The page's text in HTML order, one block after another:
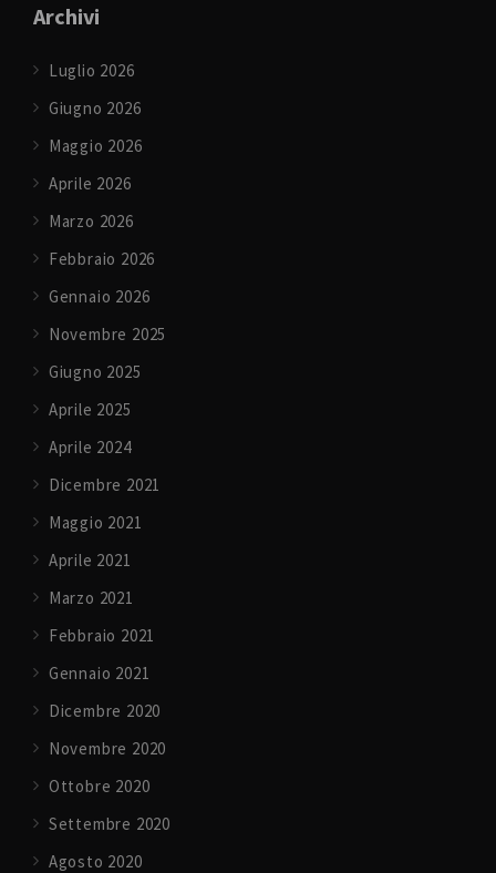
Archivi
Luglio 2026
Giugno 2026
Maggio 2026
Aprile 2026
Marzo 2026
Febbraio 2026
Gennaio 2026
Novembre 2025
Giugno 2025
Aprile 2025
Aprile 2024
Dicembre 2021
Maggio 2021
Aprile 2021
Marzo 2021
Febbraio 2021
Gennaio 2021
Dicembre 2020
Novembre 2020
Ottobre 2020
Settembre 2020
Agosto 2020